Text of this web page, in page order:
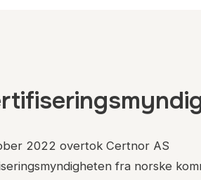
2022 overtok Certnor AS
fra norske